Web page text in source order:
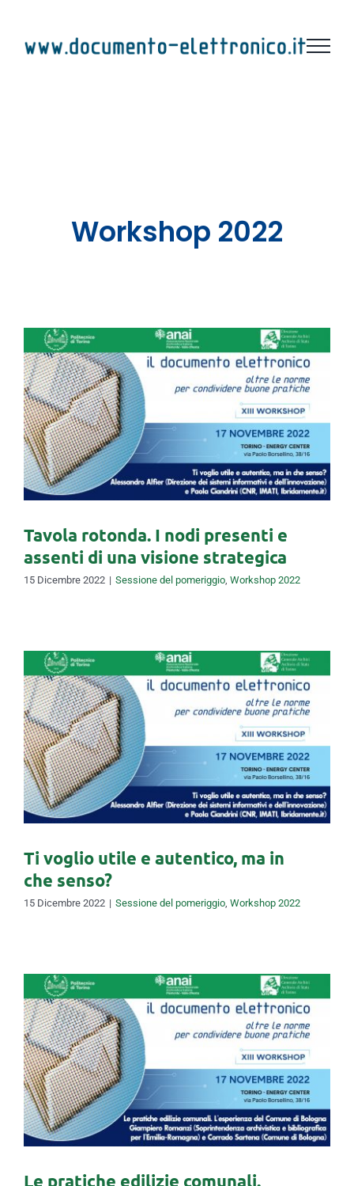
contenuto
Workshop 2022
Tavola rotonda. I nodi
presenti e assenti di una
visione strategica
Tavola rotonda. I nodi presenti e
assenti di una visione strategica
15 Dicembre 2022 | Sessione del pomeriggio, Workshop 2022
Ti voglio utile e autentico, ma
in che senso?
Ti voglio utile e autentico, ma in
che senso?
15 Dicembre 2022 | Sessione del pomeriggio, Workshop 2022
Le pratiche edilizie comunali.
L’esperienza del Comune di
Bologna
Le pratiche edilizie comunali.